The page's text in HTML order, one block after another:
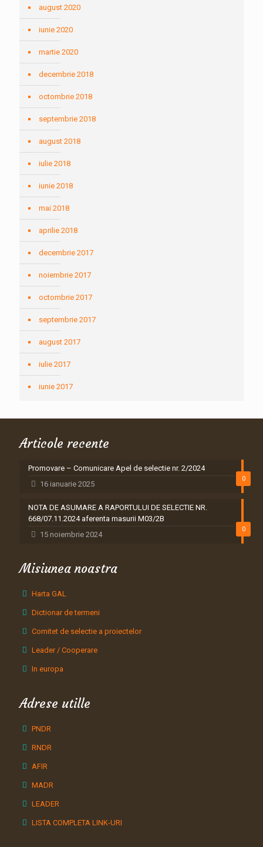
august 2020
iunie 2020
martie 2020
decembrie 2018
octombrie 2018
septembrie 2018
august 2018
iulie 2018
iunie 2018
mai 2018
aprilie 2018
decembrie 2017
noiembrie 2017
octombrie 2017
septembrie 2017
august 2017
iulie 2017
iunie 2017
Articole recente
0
Promovare – Comunicare Apel de selectie nr. 2/2024
16 ianuarie 2025
0
NOTA DE ASUMARE A RAPORTULUI DE SELECTIE NR.
668/07.11.2024 aferenta masurii M03/2B
15 noiembrie 2024
Misiunea noastra
Harta GAL
Dictionar de termeni
Comitet de selectie a proiectelor
Leader / Cooperare
In europa
Adrese utille
PNDR
RNDR
AFIR
MADR
LEADER
LISTA COMPLETA LINK-URI